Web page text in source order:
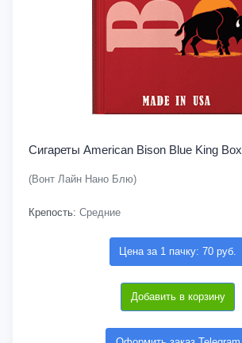
Сигареты American Bison Blue King Box
(Вонт Лайн Нано Блю)
Крепость: Средние
Цена за 1 пачку: 70 руб.
Добавить в корзину